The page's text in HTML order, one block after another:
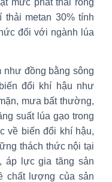
mức phát thải ròng
thải metan 30% tính
đối với ngành lúa
như đồng bằng sông
đổi khí hậu như
mưa bất thường,
suất lúa gạo trong
về biến đổi khí hậu,
thách thức nội tại
áp lực gia tăng sản
chất lượng của sản